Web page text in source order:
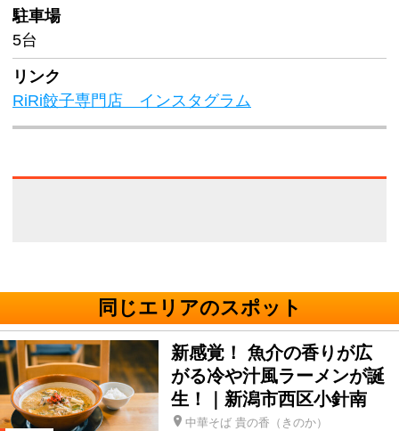
駐車場
5台
リンク
RiRi餃子専門店 インスタグラム
同じエリアのスポット
新感覚！ 魚介の香りが広
がる冷や汁風ラーメンが誕
生！｜新潟市西区小針南
中華そば 貴の香（きのか）